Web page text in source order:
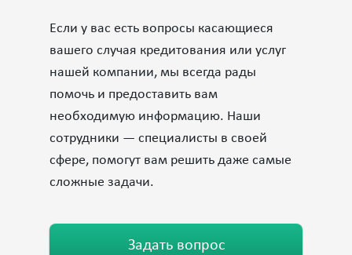
Если у вас есть вопросы касающиеся
вашего случая кредитования или услуг
нашей компании, мы всегда рады
помочь и предоставить вам
необходимую информацию. Наши
сотрудники — специалисты в своей
сфере, помогут вам решить даже самые
сложные задачи.
Задать вопрос